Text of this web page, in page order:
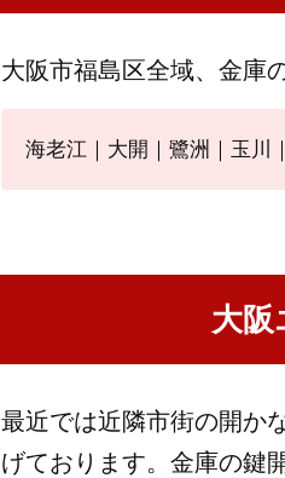
大阪市福島区全域、金庫
海老江｜大開｜鷺洲｜玉川
大阪
最近では近隣市街の開か
げております。金庫の鍵